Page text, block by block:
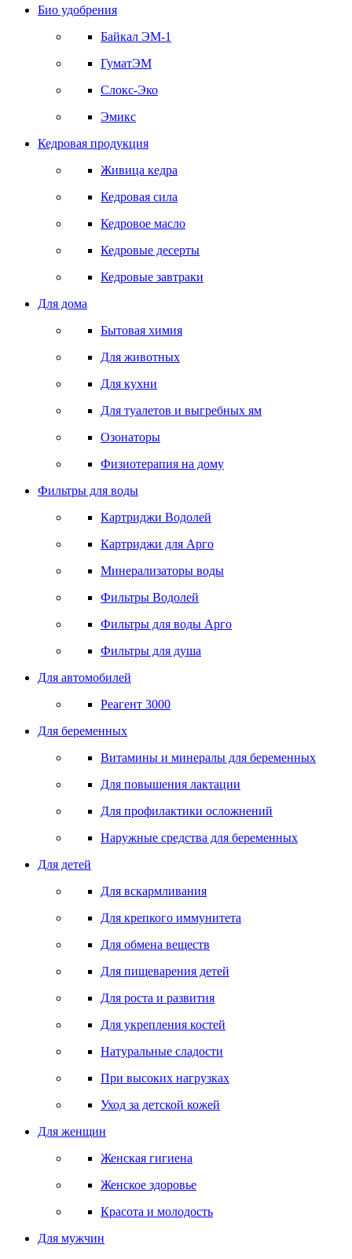
Био удобрения
Байкал ЭМ-1
ГуматЭМ
Слокс-Эко
Эмикс
Кедровая продукция
Живица кедра
Кедровая сила
Кедровое масло
Кедровые десерты
Кедровые завтраки
Для дома
Бытовая химия
Для животных
Для кухни
Для туалетов и выгребных ям
Озонаторы
Физиотерапия на дому
Фильтры для воды
Картриджи Водолей
Картриджи для Арго
Минерализаторы воды
Фильтры Водолей
Фильтры для воды Арго
Фильтры для душа
Для автомобилей
Реагент 3000
Для беременных
Витамины и минералы для беременных
Для повышения лактации
Для профилактики осложнений
Наружные средства для беременных
Для детей
Для вскармливания
Для крепкого иммунитета
Для обмена веществ
Для пищеварения детей
Для роста и развития
Для укрепления костей
Натуральные сладости
При высоких нагрузках
Уход за детской кожей
Для женщин
Женская гигиена
Женское здоровье
Красота и молодость
Для мужчин